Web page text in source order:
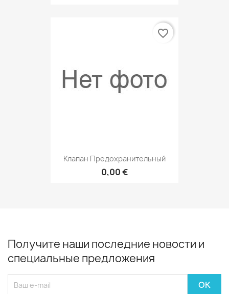
Клапан Предохранительный
0,00 €
favorite_border
Получите наши последние новости и
специальные предложения